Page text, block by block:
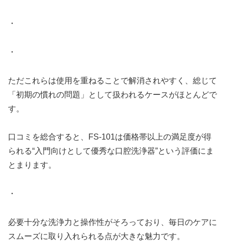
・
・
ただこれらは使用を重ねることで解消されやすく、総じて
「初期の慣れの問題」として扱われるケースがほとんどで
す。
口コミを総合すると、FS-101は価格帯以上の満足度が得
られる“入門向けとして優秀な口腔洗浄器”という評価にま
とまります。
・
必要十分な洗浄力と操作性がそろっており、毎日のケアに
スムーズに取り入れられる点が大きな魅力です。